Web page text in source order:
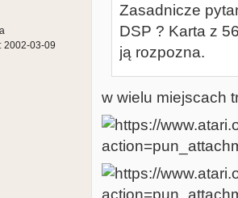
2002-03-09
Zasadnicze
DSP ? Karta z
ją rozpozna.
w wielu miejscach